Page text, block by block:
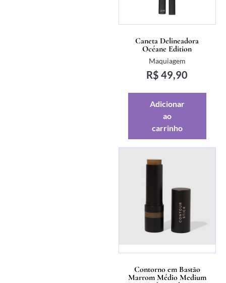
Caneta Delineadora
Océane Edition
Maquiagem
R$ 49,90
Adicionar
ao
carrinho
Contorno em Bastão
Marrom Médio Medium